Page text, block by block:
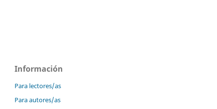
Información
Para lectores/as
Para autores/as